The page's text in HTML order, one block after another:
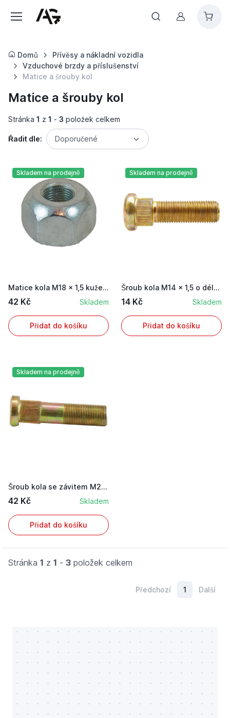
Můj účet
Domů
Přívěsy a nákladní vozidla
Vzduchové brzdy a příslušenství
Matice a šrouby kol
Matice a šrouby kol
Stránka 1 z 1 - 3 položek celkem
Řadit dle: Doporučené
Skladem na prodejně
Matice kola M18 × 1,5 kuželová (s náběhem) prav...
42 Kč Skladem
Přidat do košíku
Skladem na prodejně
Šroub kola M14 × 1,5 o délce 40 mm pro traktory...
14 Kč Skladem
Přidat do košíku
Skladem na prodejně
Šroub kola se závitem M20 x 1,5
42 Kč Skladem
Přidat do košíku
Stránka 1 z 1 - 3 položek celkem
Předchozí 1 Další